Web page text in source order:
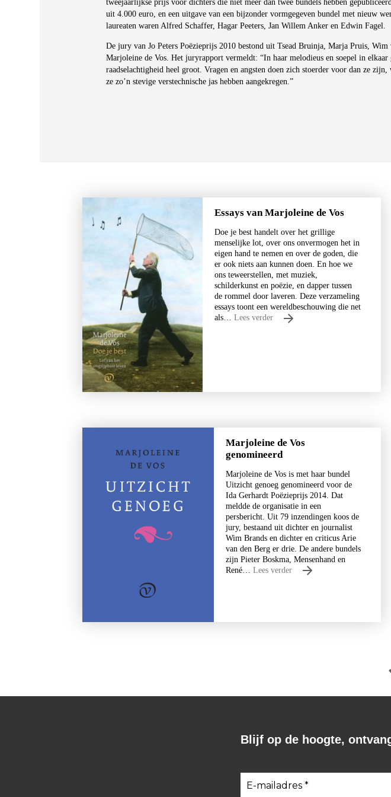
tweejaarlijkse prijs voor dichters die niet meer dan twee bundels hebben
uit 4.000 euro, en een uitgave van een bijzonder vormgegeven bundel met nieuw
laureaten waren Alfred Schaffer, Hagar Peeters, Jan Willem Anker en Edwin Fagel.
De jury van Jo Peters Poëzieprijs 2010 bestond uit Tsead Bruinja, Marja Pruis, Wim
Marjoleine de Vos. Het juryrapport vermeldt: “In haar melodieus en soepel in elkaar
raadselachtigheid heel groot. Vragen en angsten doen zich stoerder voor dan ze
ze zo’n stevige verstechnische jas hebben aangekregen.”
Essays van Marjoleine de Vos
Doe je best handelt over het grillige
menselijke lot, over ons onvermogen het in
eigen hand te nemen en over de goden, die
er ook niets aan kunnen doen. En hoe we
ons teweerstellen, met muziek,
schilderkunst en poëzie, en dapper tussen
de rommel door laveren. Deze verzameling
essays toont een wereldbeschouwing die net
als…Lees verder
Marjoleine de Vos
genomineerd
Marjoleine de Vos is met haar bundel
Uitzicht genoeg genomineerd voor de
Ida Gerhardt Poëzieprijs 2014. Dat
meldde de organisatie in een
persbericht. Uit 79 inzendingen koos de
jury, bestaand uit dichter en journalist
Wim Brands en dichter en criticus Arie
van den Berg er drie. De andere bundels
zijn Pieter Boskma, Mensenhand en
René…Lees verder
Blijf op de hoogte,